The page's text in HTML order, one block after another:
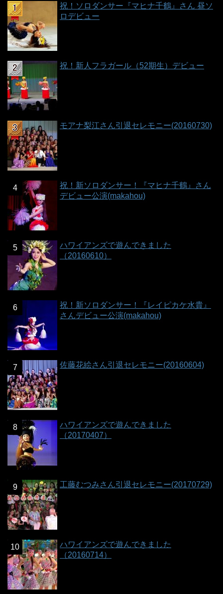
祝！ソロダンサー『マヒナ千鶴』さん 昼ソ
ロデビュー
祝！新人フラガール（52期生）デビュー
モアナ梨江さん引退セレモニー(20160730)
祝！新ソロダンサー！『マヒナ千鶴』さん
デビュー公演(makahou)
ハワイアンズで遊んできました
（20160610）
祝！新ソロダンサー！『レイピカケ水貴』
さんデビュー公演(makahou)
佐藤花絵さん引退セレモニー(20160604)
ハワイアンズで遊んできました
（20170407）
工藤むつみさん引退セレモニー(20170729)
ハワイアンズで遊んできました
（20160714）